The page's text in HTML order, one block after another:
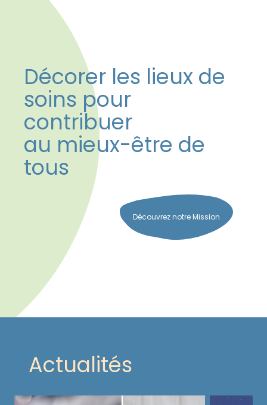
Décorer les lieux de
soins pour
contribuer
au mieux-être de
tous
Découvrez notre Mission
Actualités